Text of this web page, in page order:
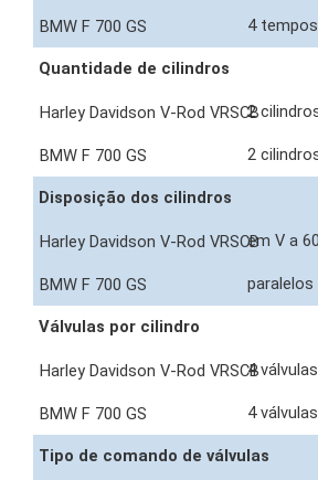
4 tempos
Quantidade de cilindros
2
2
Disposição dos cilindros
em V a
paralelos
Válvulas por cilindro
4
4
Tipo de comando de válvulas